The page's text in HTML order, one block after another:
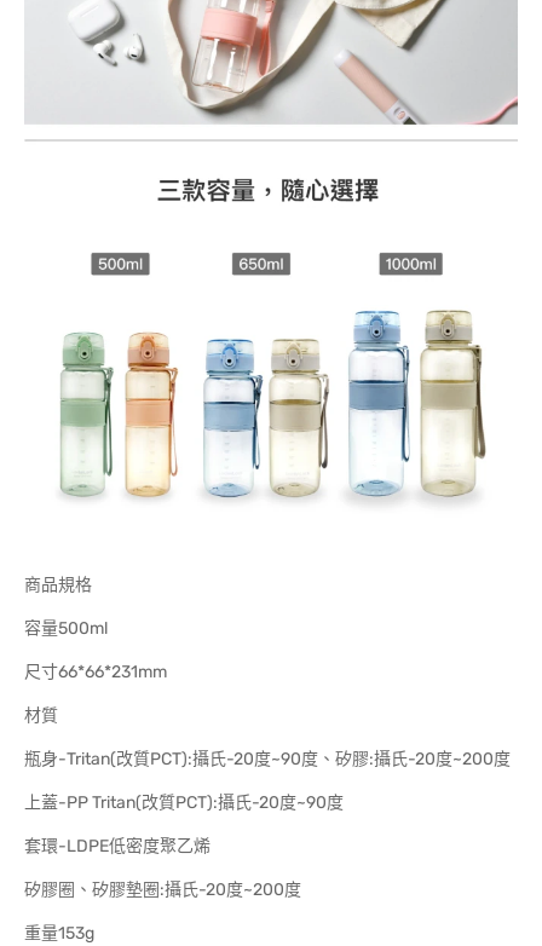
商品規格
容量500ml
尺寸66*66*231mm
材質
瓶身-Tritan(改質PCT):攝氏-20度~90度、矽膠:攝氏-20度~200度
上蓋-PP Tritan(改質PCT):攝氏-20度~90度
套環-LDPE低密度聚乙烯
矽膠圈、矽膠墊圈:攝氏-20度~200度
重量153g